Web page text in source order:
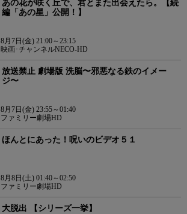
あの花が咲く丘で、君とまた出会えたら。【続
編「あの星」公開！】
8月7日(金) 21:00～23:15
映画･チャンネルNECO-HD
放送禁止 劇場版 洗脳〜邪悪なる鉄のイメー
ジ〜
8月7日(金) 23:55～01:40
ファミリー劇場HD
ほんとにあった！呪いのビデオ５１
8月8日(土) 01:40～02:50
ファミリー劇場HD
大脱出 【シリーズ一挙】